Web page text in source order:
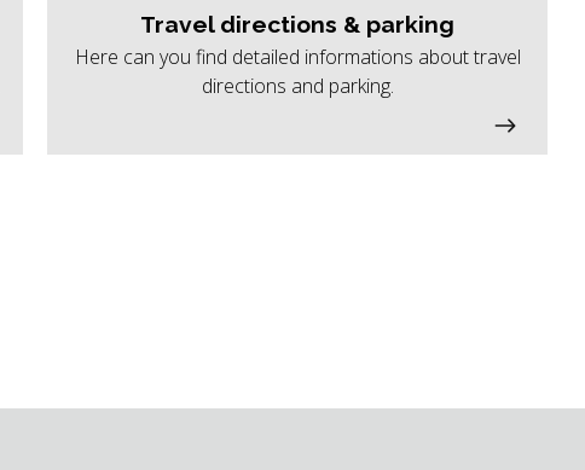
Travel directions & parking
Here can you find detailed informations about travel
directions and parking.